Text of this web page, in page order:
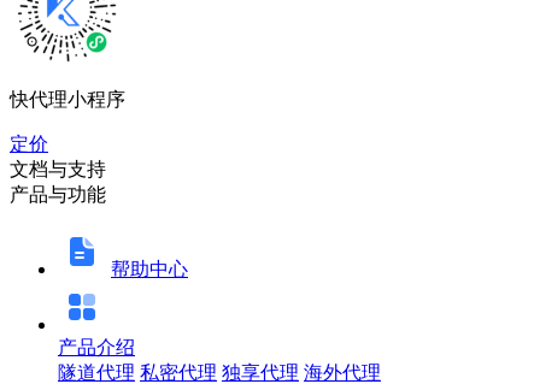
快代理小程序
定价
文档与支持
产品与功能
帮助中心
产品介绍
隧道代理 私密代理 独享代理 海外代理